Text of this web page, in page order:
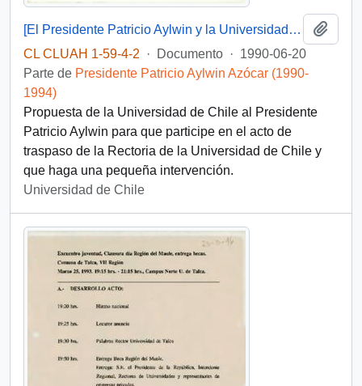
[El Presidente Patricio Aylwin y la Universidad de Chile]
CL CLUAH 1-59-4-2
· Documento · 1990-06-20
Parte de Presidente Patricio Aylwin Azócar (1990-
1994)
Propuesta de la Universidad de Chile al Presidente
Patricio Aylwin para que participe en el acto de
traspaso de la Rectoria de la Universidad de Chile y
que haga una pequeña intervención.
Universidad de Chile